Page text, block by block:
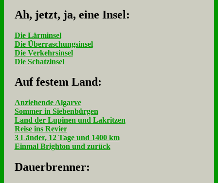
Ah, jetzt, ja, ei­ne In­sel:
Die Lärminsel
Die Überraschungsinsel
Die Verkehrsinsel
Die Schatzinsel
Auf fe­stem Land:
Anziehende Algarve
Sommer in Siebenbürgen
Land der Lupinen und Lakritzen
Reise ins Revier
3 Länder, 12 Tage und 1400 km
Einmal Brighton und zurück
Dau­er­bren­ner: